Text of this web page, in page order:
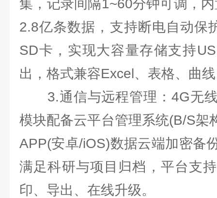
集，记录间隔1~60分钟可调，
2.8亿条数据，支持断电自动保
SD卡，实现大容量存储支持
出，格式兼容Excel、表格、曲
3.通信与远程管理：4G无线
模块配备云平台管理系统(B/S架
APP(安卓/iOS)数据云端加密备
满足科研与项目归档，平台支
印、导出、在线升级。